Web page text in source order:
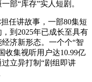
部“库存”实人短剧。
任讲故事，一部80集短
到2025年已成长至具有
济新形态。一个个“智
收集视听用户达10.99亿
立异打制“剧组即讲